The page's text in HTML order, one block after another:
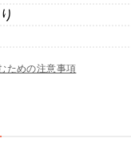
ための注意事項